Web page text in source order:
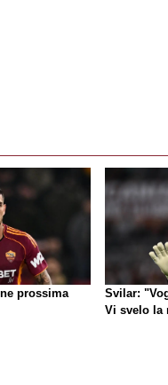
prossima
Svilar:
Vi svelo la